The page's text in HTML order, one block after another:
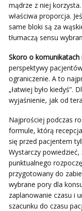
mądrze z niej
właściwa proporcja.
same bloki są za
tłumaczą sensu
Skoro o
perspektywy
ograniczenie. A to
„łatwiej było kiedyś”.
wyjaśnienie, jak od
Najprościej podczas
formule, którą
się przed pacjentem
Wystarczy
punktualnego
przygotowany do
wybrane pory dla
zaplanowanie czasu i
szacunku do czasu